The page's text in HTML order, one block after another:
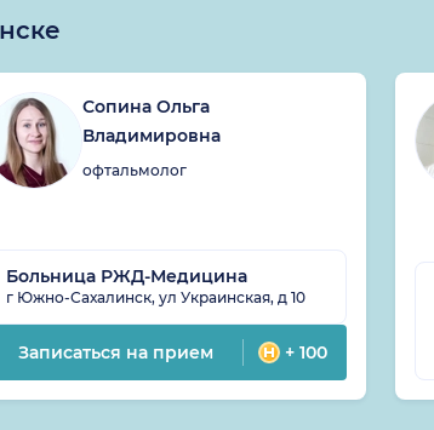
Сопина Ольга
Владимировна
офтальмолог
Больница РЖД-Медицина
г Южно-Сахалинск, ул Украинская, д 10
Записаться на прием + 100